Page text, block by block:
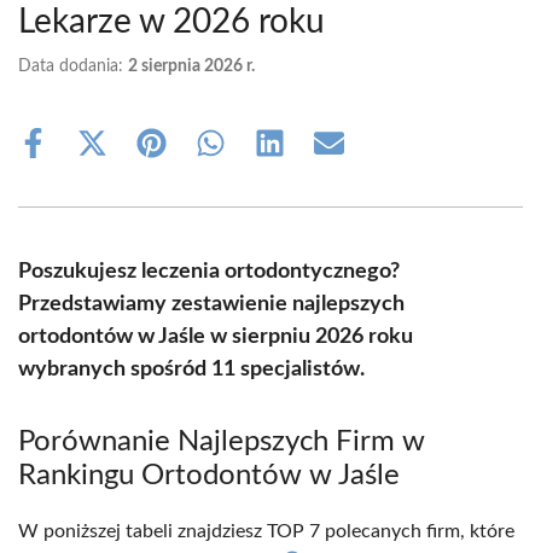
Lekarze w 2026 roku
Data dodania: 2 sierpnia 2026 r.
Share
Share
(Twitter)
Share Share Share Share
Poszukujesz leczenia ortodontycznego?
Przedstawiamy zestawienie najlepszych
ortodontów w Jaśle w sierpniu 2026 roku
wybranych spośród 11 specjalistów.
Porównanie Najlepszych Firm w
Rankingu Ortodontów w Jaśle
W poniższej tabeli znajdziesz TOP 7 polecanych firm, które